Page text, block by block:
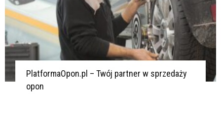
PlatformaOpon.pl – Twój partner w sprzedaży
opon